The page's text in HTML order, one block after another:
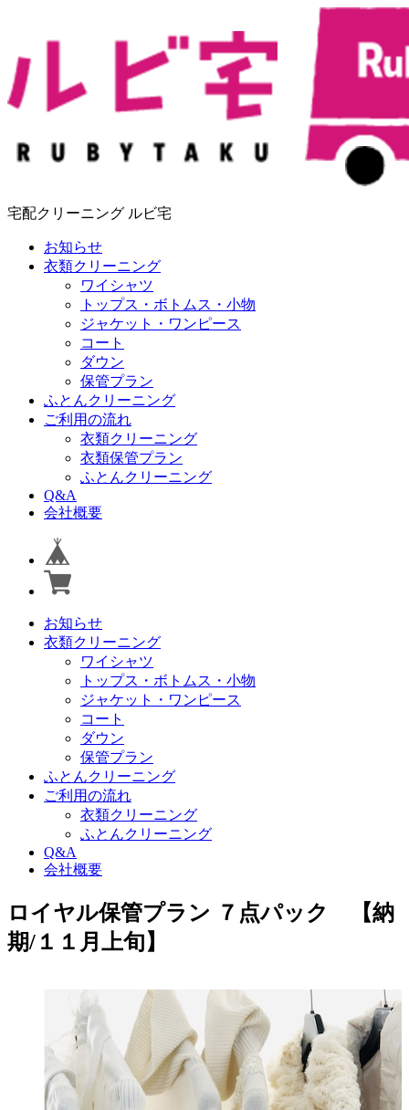
宅配クリーニング ルビ宅
お知らせ
衣類クリーニング
ワイシャツ
トップス・ボトムス・小物
ジャケット・ワンピース
コート
ダウン
保管プラン
ふとんクリーニング
ご利用の流れ
衣類クリーニング
衣類保管プラン
ふとんクリーニング
Q&A
会社概要
お知らせ
衣類クリーニング
ワイシャツ
トップス・ボトムス・小物
ジャケット・ワンピース
コート
ダウン
保管プラン
ふとんクリーニング
ご利用の流れ
衣類クリーニング
ふとんクリーニング
Q&A
会社概要
ロイヤル保管プラン ７点パック 【納
期/１１月上旬】